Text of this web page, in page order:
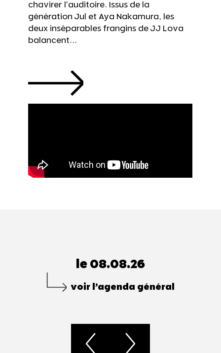
chavirer lʼauditoire. Issus de la
génération Jul et Aya Nakamura, les
deux inséparables frangins de JJ Lova
balancent...
le 08.08.26
voir l’agenda général